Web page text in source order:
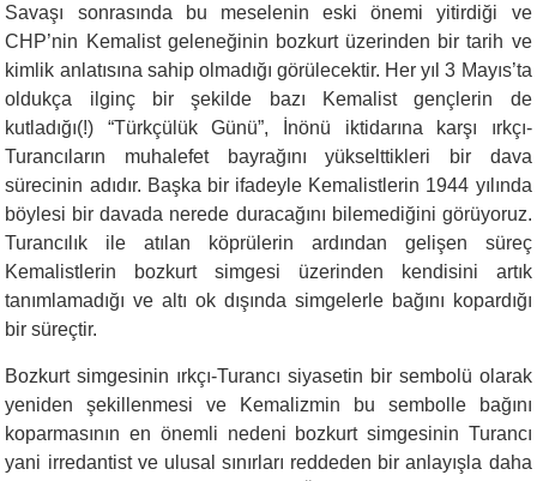
Savaşı sonrasında bu meselenin eski önemi yitirdiği ve
CHP’nin Kemalist geleneğinin bozkurt üzerinden bir tarih ve
kimlik anlatısına sahip olmadığı görülecektir. Her yıl 3 Mayıs’ta
oldukça ilginç bir şekilde bazı Kemalist gençlerin de
kutladığı(!) “Türkçülük Günü”, İnönü iktidarına karşı ırkçı-
Turancıların muhalefet bayrağını yükselttikleri bir dava
sürecinin adıdır. Başka bir ifadeyle Kemalistlerin 1944 yılında
böylesi bir davada nerede duracağını bilemediğini görüyoruz.
Turancılık ile atılan köprülerin ardından gelişen süreç
Kemalistlerin bozkurt simgesi üzerinden kendisini artık
tanımlamadığı ve altı ok dışında simgelerle bağını kopardığı
bir süreçtir.
Bozkurt simgesinin ırkçı-Turancı siyasetin bir sembolü olarak
yeniden şekillenmesi ve Kemalizmin bu sembolle bağını
koparmasının en önemli nedeni bozkurt simgesinin Turancı
yani irredantist ve ulusal sınırları reddeden bir anlayışla daha